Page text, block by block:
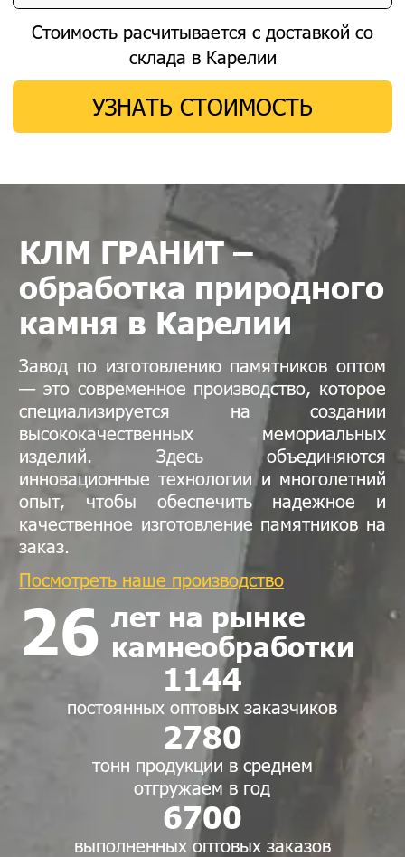
Стоимость расчитывается с доставкой со
склада в Карелии
УЗНАТЬ СТОИМОСТЬ
КЛМ ГРАНИТ –
обработка природного
камня в Карелии
Завод по изготовлению памятников оптом
— это современное производство, которое
специализируется на создании
высококачественных мемориальных
изделий. Здесь объединяются
инновационные технологии и многолетний
опыт, чтобы обеспечить надежное и
качественное изготовление памятников на
заказ.
Посмотреть наше производство
1144
постоянных оптовых заказчиков
2780
тонн продукции в среднем
отгружаем в год
6700
выполненных оптовых заказов
26 лет на рынке
камнеобработки